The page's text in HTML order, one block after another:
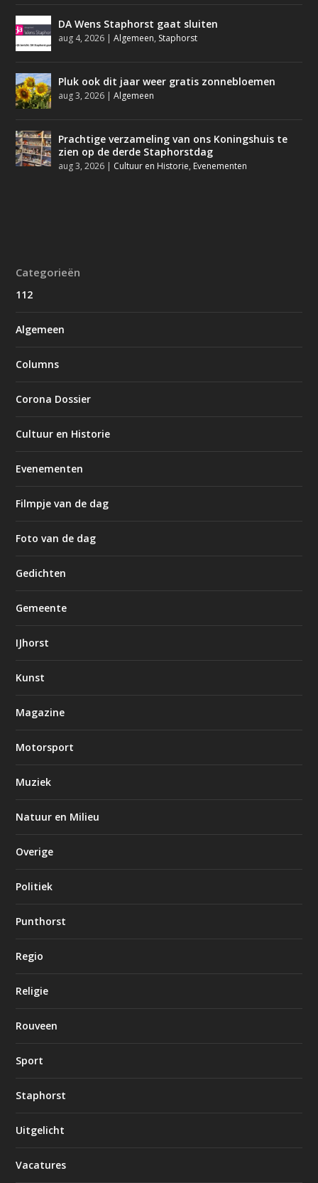
DA Wens Staphorst gaat sluiten
aug 4, 2026 |Algemeen, Staphorst
Pluk ook dit jaar weer gratis zonnebloemen
aug 3, 2026 |Algemeen
Prachtige verzameling van ons Koningshuis te
zien op de derde Staphorstdag
aug 3, 2026 | Cultuur en Historie, Evenementen
Categorieën
112
Algemeen
Columns
Corona Dossier
Cultuur en Historie
Evenementen
Filmpje van de dag
Foto van de dag
Gedichten
Gemeente
IJhorst
Kunst
Magazine
Motorsport
Muziek
Natuur en Milieu
Overige
Politiek
Punthorst
Regio
Religie
Rouveen
Sport
Staphorst
Uitgelicht
Vacatures